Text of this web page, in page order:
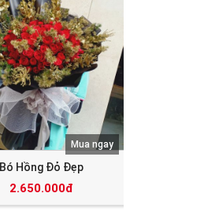
Bó Hồng Đỏ Đẹp
2.650.000đ
Mua ngay